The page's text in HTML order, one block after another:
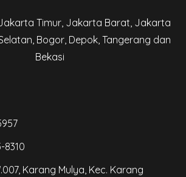
Timur, Jakarta Barat, Jakarta
Bogor, Depok, Tangerang dan
Bekasi
8310
Karang Mulya, Kec. Karang